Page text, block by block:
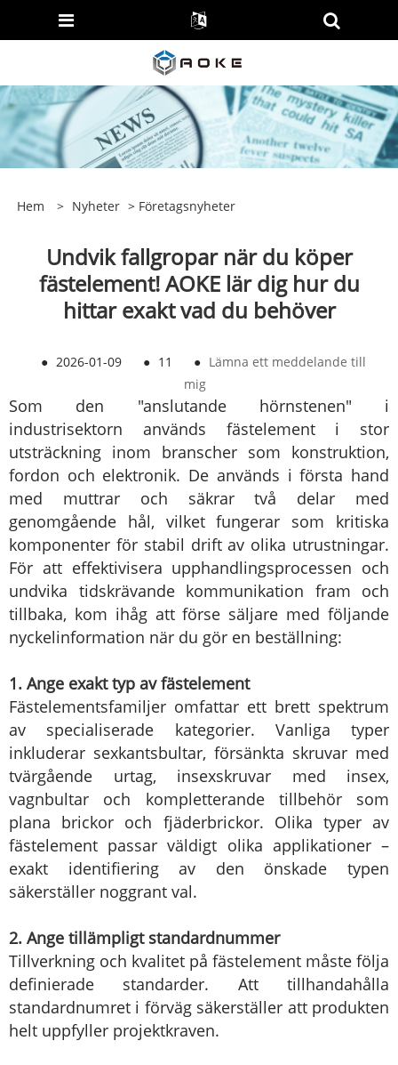
Hem > Nyheter > Företagsnyheter
Undvik fallgropar när du köper
fästelement! AOKE lär dig hur du
hittar exakt vad du behöver
● 2026-01-09 ● 11 ● Lämna ett meddelande till
mig
Som den "anslutande hörnstenen" i
industrisektorn används fästelement i stor
utsträckning inom branscher som konstruktion,
fordon och elektronik. De används i första hand
med muttrar och säkrar två delar med
genomgående hål, vilket fungerar som kritiska
komponenter för stabil drift av olika utrustningar.
För att effektivisera upphandlingsprocessen och
undvika tidskrävande kommunikation fram och
tillbaka, kom ihåg att förse säljare med följande
nyckelinformation när du gör en beställning:
1. Ange exakt typ av fästelement
Fästelementsfamiljer omfattar ett brett spektrum
av specialiserade kategorier. Vanliga typer
inkluderar sexkantsbultar, försänkta skruvar med
tvärgående urtag, insexskruvar med insex,
vagnbultar och kompletterande tillbehör som
plana brickor och fjäderbrickor. Olika typer av
fästelement passar väldigt olika applikationer –
exakt identifiering av den önskade typen
säkerställer noggrant val.
2. Ange tillämpligt standardnummer
Tillverkning och kvalitet på fästelement måste följa
definierade standarder. Att tillhandahålla
standardnumret i förväg säkerställer att produkten
helt uppfyller projektkraven.